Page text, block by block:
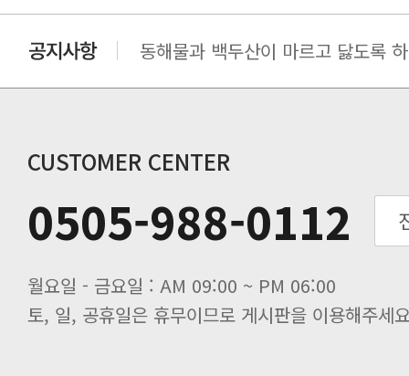
동해물과 백두산이 마르고 닳도록
동해물과 백두산이 마르고 닳도록
동해물과 백두산이 마르고 닳도록
동해물과 백두산이 마르고 닳도록
동해물과 백두산이 마르고 닳도록
CUSTOMER CENTER
0505-988-0112
월요일 - 금요일 : AM 09:00 ~ PM 06:00
토, 일, 공휴일은 휴무이므로 게시판을 이용해주세